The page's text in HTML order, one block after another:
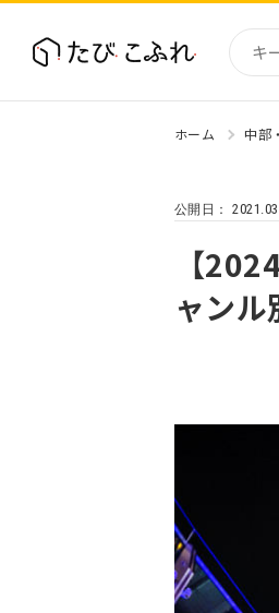
ホーム 中部
公開日：
【
ャン